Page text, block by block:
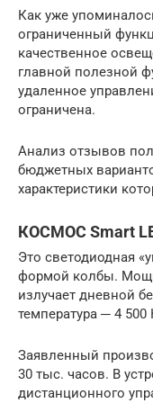
Как уже
ограниченный
качественное
главной полезной
удаленное
ограничена.
Анализ отзывов
бюджетных
характеристики
КОСМОС Smart
Это светодиодная
формой колбы.
излучает дневной
температура ─ 4 500
Заявленный
30 тыс. часов. В
дистанционного